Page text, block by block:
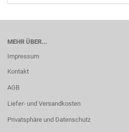
MEHR ÜBER...
Impressum
Kontakt
AGB
Liefer- und Versandkosten
Privatsphäre und Datenschutz